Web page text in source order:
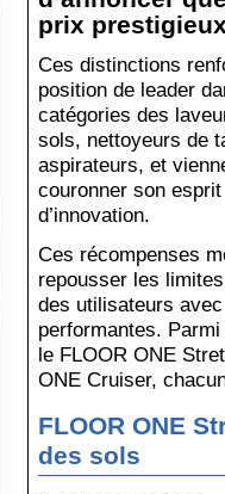
prix
Ces distinctions
position de leader
catégories des
sols, nettoyeurs de
aspirateurs, et
couronner son esprit
d’innovation.
Ces récompenses
repousser les
des utilisateurs
performantes.
le FLOOR ONE
ONE Cruiser,
FLOOR ONE
des sols